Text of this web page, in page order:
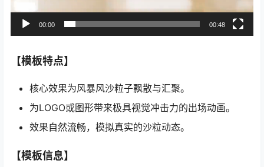
00:00 00:48
【模板特点】
核心效果为风暴风沙粒子飘散与汇聚。
为LOGO或图形带来极具视觉冲击力的出场动画。
效果自然流畅，模拟真实的沙粒动态。
【模板信息】